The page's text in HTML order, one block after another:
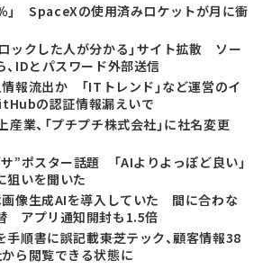
」 SpaceXの使用済みロケットが月に衝
ックした人が分かる」サイト拡散 ソー
、IDとパスワード外部送信
報流出か 「ITトレンド」など運営のイ
の認証情報漏えいで
産業、「プチプチ株式会社」に社名変更
”ポスター話題 「AIよりよっぽど良い」
いを聞いた
画像生成AIを導入していた 間に合わな
アプリ通知開封も1.5倍
順書に誤記載――東芝テック、顧客情報38
ら閲覧できる状態に